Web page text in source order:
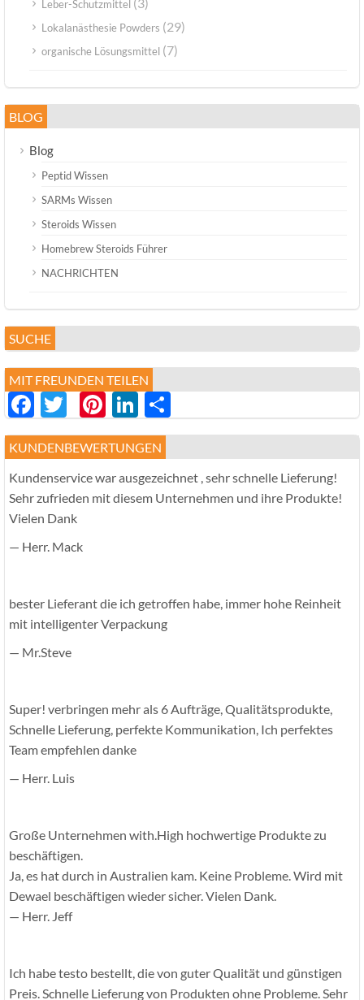
Leber-Schutzmittel (3)
Lokalanästhesie Powders (29)
organische Lösungsmittel (7)
BLOG
Blog
Peptid Wissen
SARMs Wissen
Steroids Wissen
Homebrew Steroids Führer
NACHRICHTEN
SUCHE
MIT FREUNDEN TEILEN
Facebook
Twitter
Pinterest
LinkedIn
享
KUNDENBEWERTUNGEN
Kundenservice war ausgezeichnet , sehr schnelle Lieferung!
Sehr zufrieden mit diesem Unternehmen und ihre Produkte!
Vielen Dank
— Herr. Mack
bester Lieferant die ich getroffen habe, immer hohe Reinheit
mit intelligenter Verpackung
— Mr.Steve
Super! verbringen mehr als 6 Aufträge, Qualitätsprodukte,
Schnelle Lieferung, perfekte Kommunikation, Ich perfektes
Team empfehlen danke
— Herr. Luis
Große Unternehmen with.High hochwertige Produkte zu
beschäftigen.
Ja, es hat durch in Australien kam. Keine Probleme. Wird mit
Dewael beschäftigen wieder sicher. Vielen Dank.
— Herr. Jeff
Ich habe testo bestellt, die von guter Qualität und günstigen
Preis. Schnelle Lieferung von Produkten ohne Probleme. Sehr